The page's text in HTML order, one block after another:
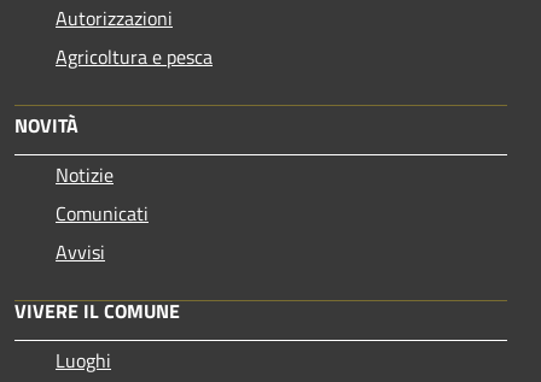
Autorizzazioni
Agricoltura e pesca
NOVITÀ
Notizie
Comunicati
Avvisi
VIVERE IL COMUNE
Luoghi